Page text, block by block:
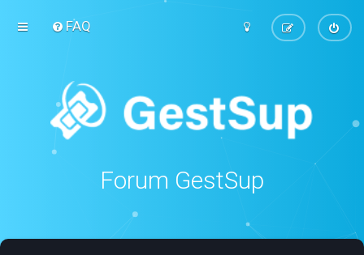
FAQ
Forum GestSup